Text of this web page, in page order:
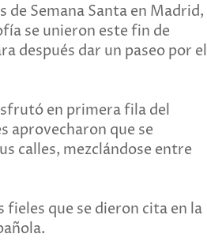
de Semana Santa en Madrid,
se unieron este fin de
después dar un paseo por el
en primera fila del
aprovecharon que se
calles, mezclándose entre
que se dieron cita en la